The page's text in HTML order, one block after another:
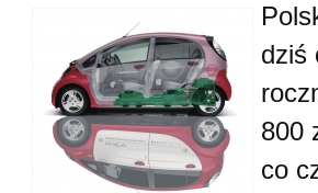
dziś
800
co